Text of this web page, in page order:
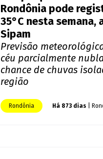
Rondônia pode
35°C nesta semana,
Sipam
Previsão
céu parcialmente
chance de chuvas
região
Rondônia Há 873 dias |